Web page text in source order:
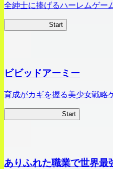
全紳士に捧げるハーレムゲー
Start
ビビッドアーミー
育成がカギを握る美少女戦略
Start
ありふれた職業で世界最